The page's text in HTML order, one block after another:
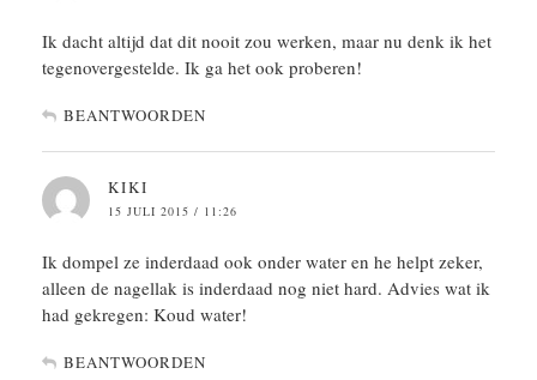
Ik dacht altijd dat dit nooit zou werken, maar nu denk ik het
tegenovergestelde. Ik ga het ook proberen!
BEANTWOORDEN
KIKI
15 JULI 2015 / 11:26
Ik dompel ze inderdaad ook onder water en he helpt zeker,
alleen de nagellak is inderdaad nog niet hard. Advies wat ik
had gekregen: Koud water!
BEANTWOORDEN